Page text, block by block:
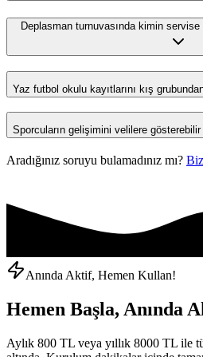
Deplasman turnuvasında kimin
Yaz futbol okulu kayıtlarını kış
Sporcuların gelişimini velilere
Aradığınız soruyu bulamadınız mı?
Anında Aktif, Hemen Kullan!
Hemen Başla, Anında
Aylık 800 TL veya yıllık 8000 TL ile